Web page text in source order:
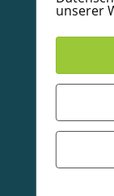
Wallow.Alle
Partner
unserer